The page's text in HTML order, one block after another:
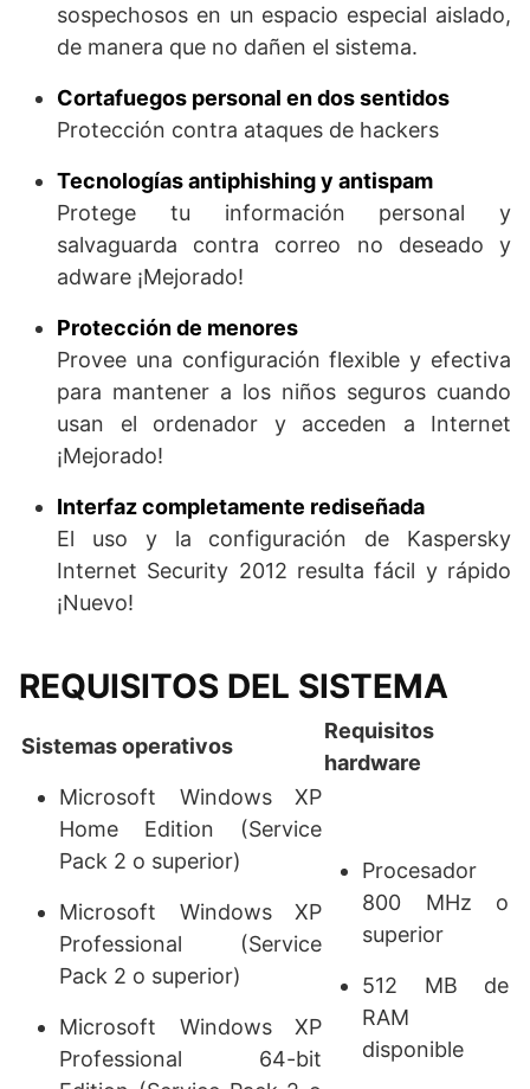
sospechosos en un espacio especial aislado,
de manera que no dañen el sistema.
Cortafuegos personal en dos sentidos
Protección contra ataques de hackers
Tecnologías antiphishing y antispam
Protege tu información personal y
salvaguarda contra correo no deseado y
adware ¡Mejorado!
Protección de menores
Provee una configuración flexible y efectiva
para mantener a los niños seguros cuando
usan el ordenador y acceden a Internet
¡Mejorado!
Interfaz completamente rediseñada
El uso y la configuración de Kaspersky
Internet Security 2012 resulta fácil y rápido
¡Nuevo!
REQUISITOS DEL SISTEMA
Sistemas operativos
Requisitos
hardware
Microsoft Windows XP
Home Edition (Service
Pack 2 o superior)
Microsoft Windows XP
Professional (Service
Pack 2 o superior)
Microsoft Windows XP
Professional 64-bit
Procesador
800 MHz o
superior
512 MB de
RAM
disponible